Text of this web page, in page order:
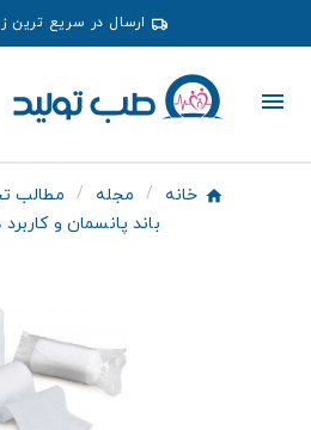
ارسال در سریع ترین
خانه مجله
مطالب
باند پانسمان و